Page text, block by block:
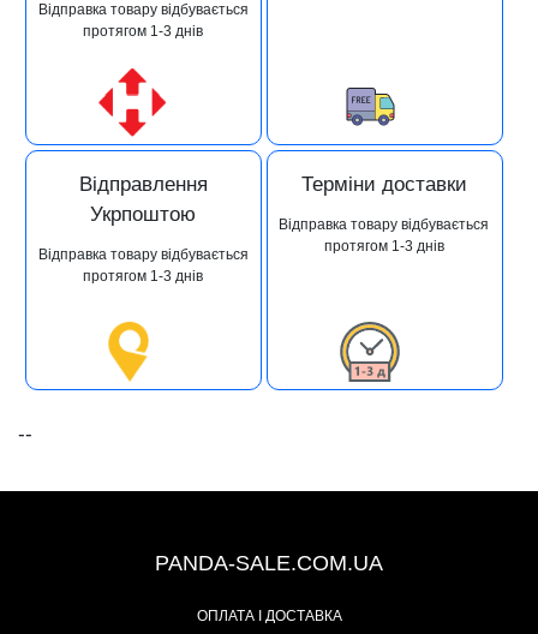
Відправка товару відбувається
протягом 1-3 днів
Відправлення
Укрпоштою
Відправка товару відбувається
протягом 1-3 днів
Терміни доставки
Відправка товару відбувається
протягом 1-3 днів
--
PANDA-SALE.COM.UA
ОПЛАТА І ДОСТАВКА